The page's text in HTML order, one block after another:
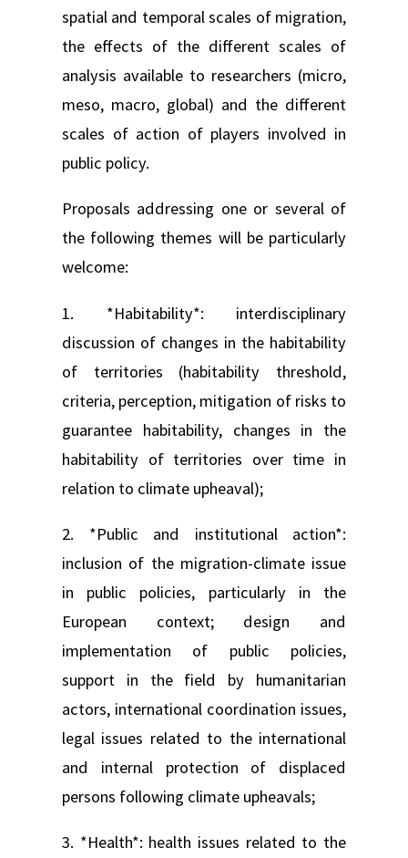
spatial and temporal scales of migration,
the effects of the different scales of
analysis available to researchers (micro,
meso, macro, global) and the different
scales of action of players involved in
public policy.
Proposals addressing one or several of
the following themes will be particularly
welcome:
1. *Habitability*: interdisciplinary
discussion of changes in the habitability
of territories (habitability threshold,
criteria, perception, mitigation of risks to
guarantee habitability, changes in the
habitability of territories over time in
relation to climate upheaval);
2. *Public and institutional action*:
inclusion of the migration-climate issue
in public policies, particularly in the
European context; design and
implementation of public policies,
support in the field by humanitarian
actors, international coordination issues,
legal issues related to the international
and internal protection of displaced
persons following climate upheavals;
3. *Health*: health issues related to the